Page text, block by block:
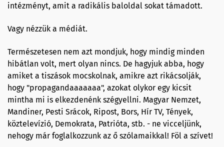
intézményt, amit a radikális baloldal sokat támadott.
Vagy nézzük a médiát.
Természetesen nem azt mondjuk, hogy mindig minden
hibátlan volt, mert olyan nincs. De hagyjuk abba, hogy
amiket a tiszások mocskolnak, amikre azt rikácsolják,
hogy "propagandaaaaaaa", azokat olykor egy kicsit
mintha mi is elkezdenénk szégyellni. Magyar Nemzet,
Mandiner, Pesti Srácok, Ripost, Bors, Hír TV, Tények,
köztelevízió, Demokrata, Patrióta, stb. - ne vicceljünk,
nehogy már foglalkozzunk az ő szólamaikkal! Föl a szívet!